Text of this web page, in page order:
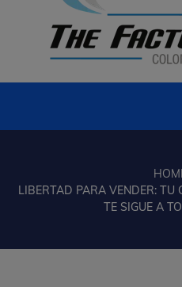
LIBERTAD PARA VENDER:
TE SIGUE A